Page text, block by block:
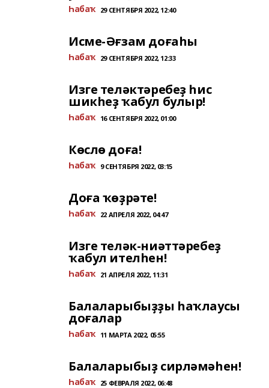
Һабаҡ 29 СЕНТЯБРЯ 2022, 12:40
Исме-Әғзам доғаһы
Һабаҡ 29 СЕНТЯБРЯ 2022, 12:33
Изге теләктәребеҙ һис
шикһеҙ ҡабул булыр!
Һабаҡ 16 СЕНТЯБРЯ 2022, 01:00
Көслө доға!
Һабаҡ 9 СЕНТЯБРЯ 2022, 03:15
Доға ҡөҙрәте!
Һабаҡ 22 АПРЕЛЯ 2022, 04:47
Изге теләк-ниәттәребеҙ
ҡабул ителһен!
Һабаҡ 21 АПРЕЛЯ 2022, 11:31
Балаларыбыҙҙы һаҡлаусы
доғалар
Һабаҡ 11 МАРТА 2022, 05:55
Балаларыбыҙ сирләмәһен!
Һабаҡ 25 ФЕВРАЛЯ 2022, 06:48